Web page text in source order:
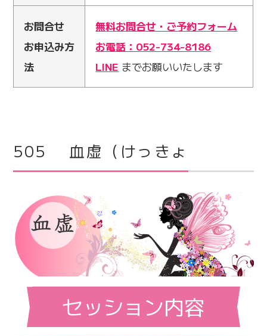
お問合せ
お申込み方
法
無料お問合せ・ご予約フォーム
お電話：052-734-8186
LINE までお願いいたします
505 血虚（けっきょ
セッション内容